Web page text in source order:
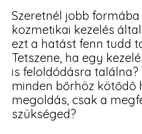
Szeretnél jobb
kozmetikai kezelés
ezt a hatást fenn tudd
Tetszene, ha egy
is feloldódásra találna?
minden bőrhöz kötődő
megoldás, csak a
szükséged?